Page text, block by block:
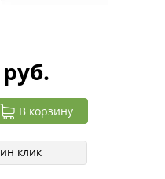
В корзину
клик